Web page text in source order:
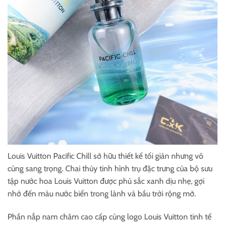
Louis Vuitton Pacific Chill sở hữu thiết kế tối giản nhưng vô
cùng sang trọng. Chai thủy tinh hình trụ đặc trưng của bộ sưu
tập nước hoa Louis Vuitton được phủ sắc xanh dịu nhẹ, gợi
nhớ đến màu nước biển trong lành và bầu trời rộng mở.
Phần nắp nam châm cao cấp cùng logo Louis Vuitton tinh tế